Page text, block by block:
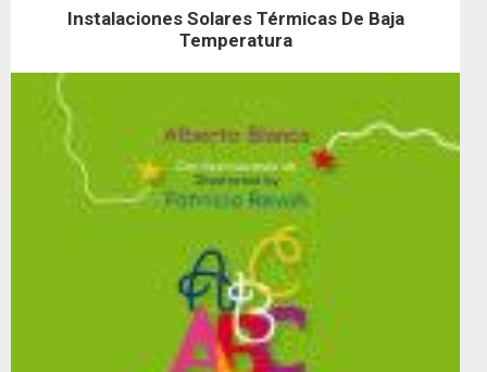
Instalaciones Solares Térmicas De Baja
Temperatura